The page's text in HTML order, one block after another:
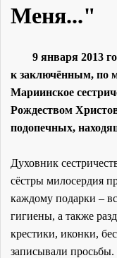
Меня..."
9 января 2013
к заключённым, по
Мариинское
Рождеством
подопечных,
Духовник
сёстры милосердия
каждому подарки –
гигиены, а также
крестики, иконки,
записывали просьбы.